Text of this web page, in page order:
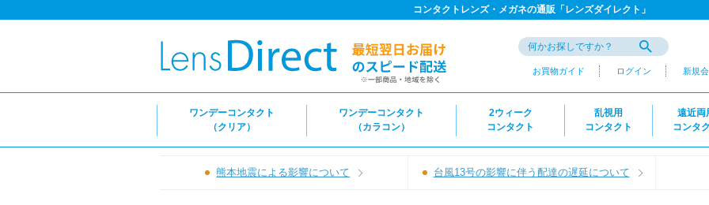
コンタクトレンズ・メガネの通販「レンズダイレクト」
お買物ガイド ログイン 新規
ワンデーコンタクト
（クリア）
ワンデーコンタクト
（カラコン）
2ウィーク
コンタクト
乱視用
コンタクト
遠近両
コンタ
熊本地震による影響について 台風13号の影響に伴う配達の遅延について